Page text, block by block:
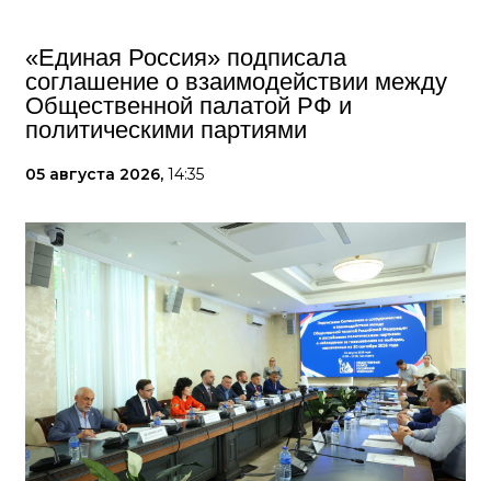
«Единая Россия» подписала
соглашение о взаимодействии между
Общественной палатой РФ и
политическими партиями
05 августа 2026, 14:35